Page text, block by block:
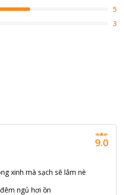
5
3
xinh mà sạch sẽ lắm nè
ngủ hơi ồn
9.0